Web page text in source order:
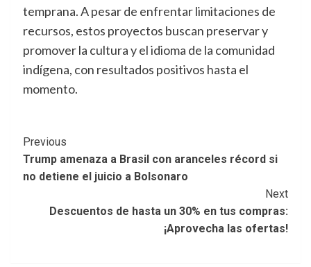
temprana. A pesar de enfrentar limitaciones de
recursos, estos proyectos buscan preservar y
promover la cultura y el idioma de la comunidad
indígena, con resultados positivos hasta el
momento.
Post
Navigation
Previous
Trump amenaza a Brasil con aranceles récord si
no detiene el juicio a Bolsonaro
Next
Descuentos de hasta un 30% en tus compras:
¡Aprovecha las ofertas!